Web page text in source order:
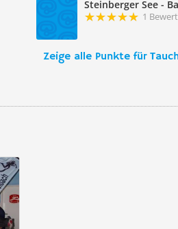
Steinberger See -
1
Zeige alle Punkte für